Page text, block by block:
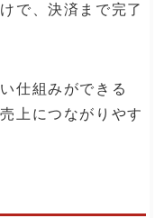
で、決済まで完了
仕組みができる
上につながりやす